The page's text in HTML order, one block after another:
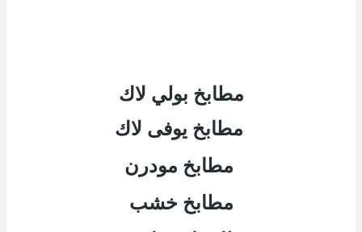
مطابخ بولي لاك
مطابخ يوفى لاك
مطابخ مودرن
مطابخ خشب